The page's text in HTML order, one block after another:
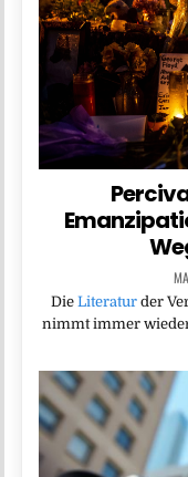
Die Literaturder
nimmt immer